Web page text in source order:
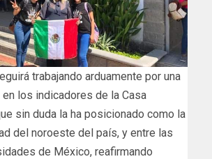
trabajando arduamente por una
en los indicadores de la Casa
sin duda la ha posicionado como la
del noroeste del país, y entre las
de México, reafirmando